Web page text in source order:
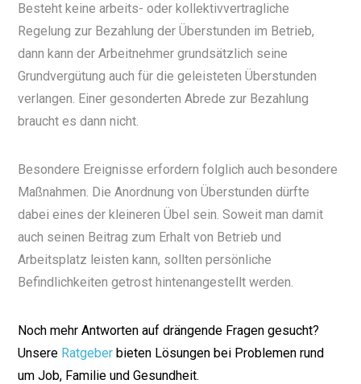
Besteht keine arbeits- oder kollektivvertragliche
Regelung zur Bezahlung der Überstunden im Betrieb,
dann kann der Arbeitnehmer grundsätzlich seine
Grundvergütung auch für die geleisteten Überstunden
verlangen. Einer gesonderten Abrede zur Bezahlung
braucht es dann nicht.
Besondere Ereignisse erfordern folglich auch besondere
Maßnahmen. Die Anordnung von Überstunden dürfte
dabei eines der kleineren Übel sein. Soweit man damit
auch seinen Beitrag zum Erhalt von Betrieb und
Arbeitsplatz leisten kann, sollten persönliche
Befindlichkeiten getrost hintenangestellt werden.
Noch mehr Antworten auf drängende Fragen gesucht?
Unsere Ratgeber bieten Lösungen bei Problemen rund
um Job, Familie und Gesundheit.